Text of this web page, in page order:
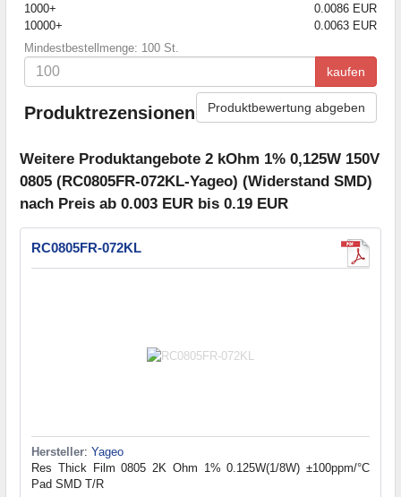
1000+
0.0086 EUR
10000+
0.0063 EUR
Mindestbestellmenge: 100 St.
kaufen
Produktrezensionen Produktbewertung abgeben
Weitere Produktangebote 2 kOhm 1% 0,125W 150V
0805 (RC0805FR-072KL-Yageo) (Widerstand SMD)
nach Preis ab 0.003 EUR bis 0.19 EUR
RC0805FR-072KL
Hersteller: Yageo
Res Thick Film 0805 2K Ohm 1% 0.125W(1/8W) ±100ppm/°C
Pad SMD T/R